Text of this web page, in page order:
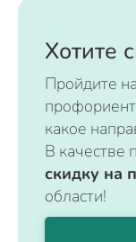
Хотите
Пройдите
какое
В качестве
скидку на
области!